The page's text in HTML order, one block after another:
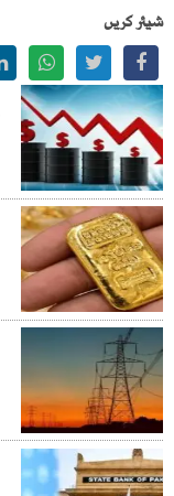
شیئر کریں